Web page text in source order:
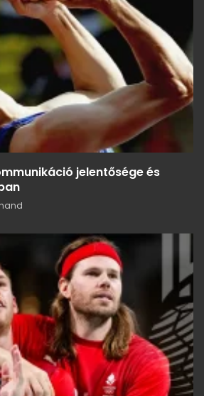
jelentősége és